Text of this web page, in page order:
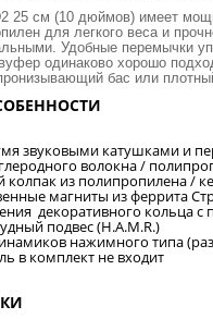
25 см (10 дюймов) имеет
для легкого веса и
Удобные перемычки
одинаково хорошо
бас или
звуковыми катушками и
волокна /
из полипропилена /
магниты из феррита
декоративного кольца
подвес (H.A.M.R.)
нажимного типа
в комплект не входит